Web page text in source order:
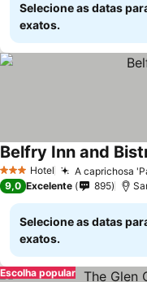
Selecione as datas
exatos.
3 EstrelasHotel A caprichosa
Belfry Inn and
9,0 Excelente 895
Selecione as datas
exatos.
Escolha popular